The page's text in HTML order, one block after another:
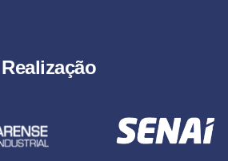
Realização